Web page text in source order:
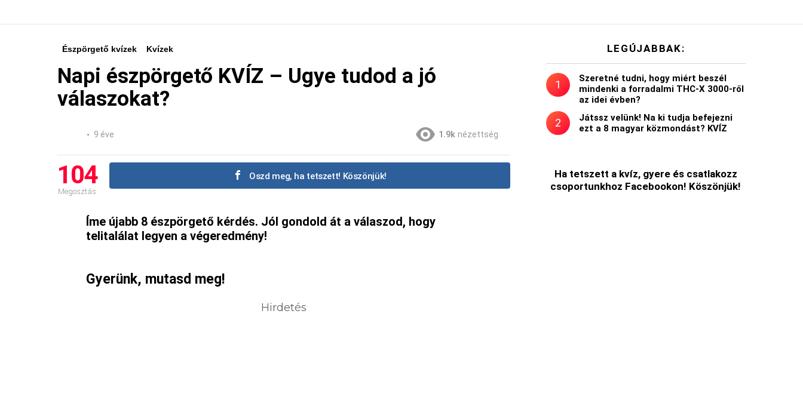
Észpörgető kvízek Kvízek
Napi észpörgető KVÍZ – Ugye tudod a jó
válaszokat?
9 éve 1.9k nézettség
104
Megosztás
Oszd meg, ha tetszett! Köszönjük!
Íme újabb 8 észpörgető kérdés. Jól gondold át a válaszod, hogy
telitalálat legyen a végeredmény!
Gyerünk, mutasd meg!
Hirdetés
LEGÚJABBAK:
Szeretné tudni, hogy miért beszél
mindenki a forradalmi THC-X 3000-ről
az idei évben?
Játssz velünk! Na ki tudja befejezni
ezt a 8 magyar közmondást? KVÍZ
Ha tetszett a kvíz, gyere és csatlakozz
csoportunkhoz Facebookon! Köszönjük!